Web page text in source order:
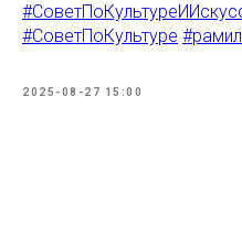
#СоветПоКультуре
2025-08-27 15:00